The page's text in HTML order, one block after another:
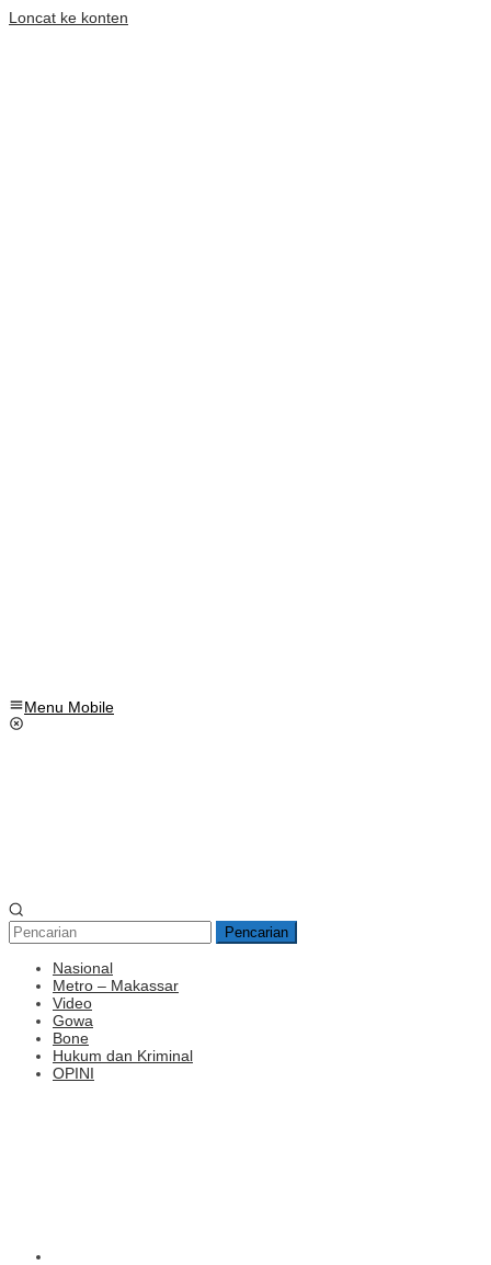
Loncat ke konten
Menu Mobile
Pencarian
Nasional
Metro – Makassar
Video
Gowa
Bone
Hukum dan Kriminal
OPINI